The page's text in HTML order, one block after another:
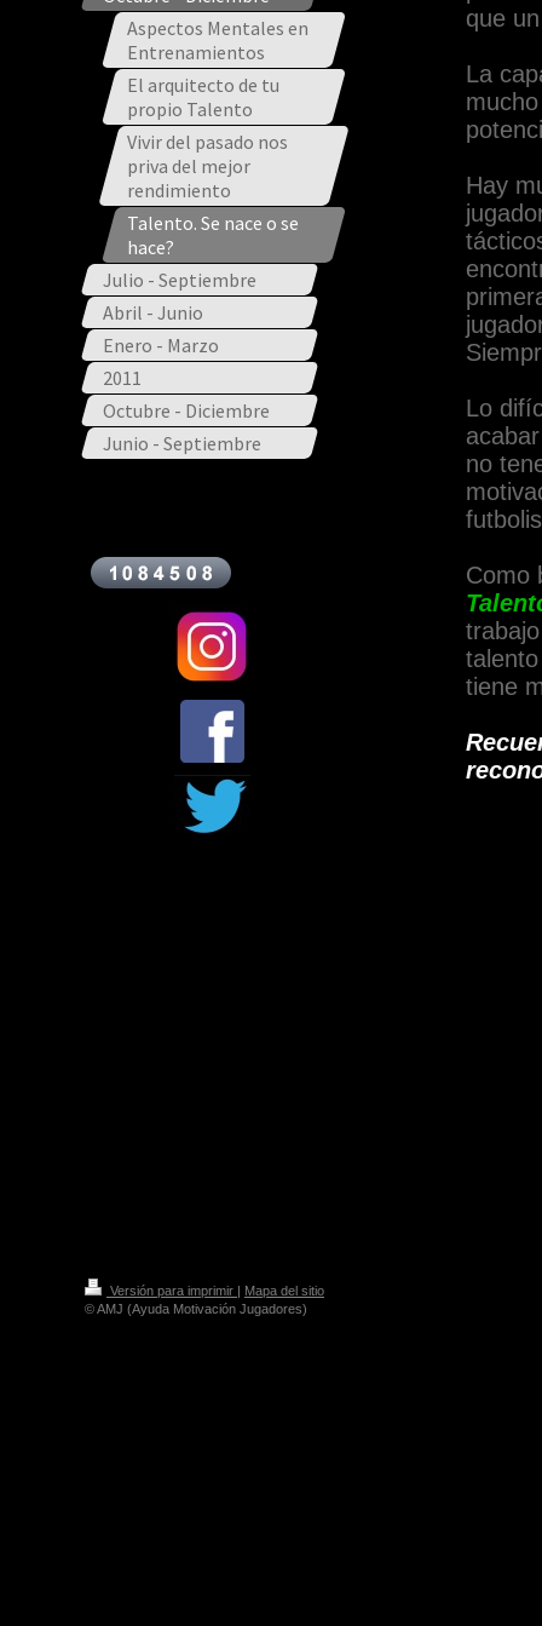
Aspectos Mentales en
Entrenamientos
El arquitecto de tu
propio Talento
Vivir del pasado nos
priva del mejor
rendimiento
Talento. Se nace o se
hace?
Julio - Septiembre
Abril - Junio
Enero - Marzo
2011
Octubre - Diciembre
Junio - Septiembre
que
La
Hay
Lo
no
Como
tiene
Versión para imprimir | Mapa del sitio
© AMJ (Ayuda Motivación Jugadores)